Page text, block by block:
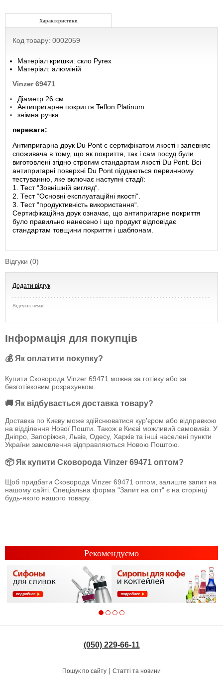
Характеристики
Код товару: 0002059
Матеріал кришки: скло Pyrex
Матеріал: алюміній
Vinzer 69471
Діаметр 26 см
Антипригарне покриття Teflon Platinum
знімна ручка
переваги:
Антипригарна друк Du Pont є сертифікатом якості і запевняє
споживача в тому, що як покриття, так і сам посуд були
виготовлені згідно строгим стандартам якості Du Pont. Всі
антипригарні поверхні Du Pont піддаються первинному
тестуванню, яке включає наступні стадії:
1. Тест “Зовнішній вигляд“.
2. Тест “Основні експлуатаційні якості“.
3. Тест “продуктивність використання“.
Сертифікаційна друк означає, що антипригарне покриття
було правильно нанесено і що продукт відповідає
стандартам товщини покриття і шаблонам.
Відгуки (0)
Додати відгук
Відгуків немає
Інформація для покупців
💰 Як оплатити покупку?
Купити Сковорода Vinzer 69471 можна за готівку або за
безготівковим розрахунком.
🚚 Як відбувається доставка товару?
Доставка по Києву може здійснюватися кур'єром або відправкою
на відділення Нової Пошти. Також в Києві можливий самовивіз. У
Дніпро, Запоріжжя, Львів, Одесу, Харків та інші населені пункти
України замовлення відправляються Новою Поштою.
📦 Як купити Сковорода Vinzer 69471 оптом?
Щоб придбати Сковорода Vinzer 69471 оптом, залиште запит на
нашому сайті. Спеціальна форма "Запит на опт" є на сторінці
будь-якого нашого товару.
Рекомендуємо
(050) 229-66-11
Пошук по сайту | Статті та новини